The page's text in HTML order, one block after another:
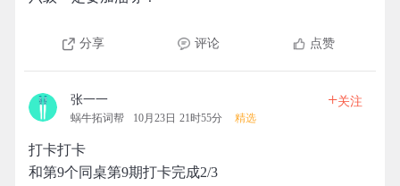
分享 评论 点赞
张一一
蜗牛拓词帮 10月23日 21时55分 精选
+关注
打卡打卡
和第9个同桌第9期打卡完成2/3